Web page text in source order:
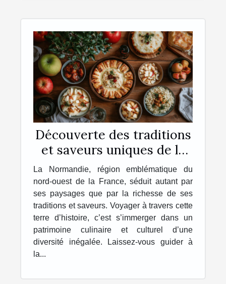
Découverte des traditions
et saveurs uniques de la
Normandie
La Normandie, région emblématique du
nord-ouest de la France, séduit autant par
ses paysages que par la richesse de ses
traditions et saveurs. Voyager à travers cette
terre d’histoire, c’est s’immerger dans un
patrimoine culinaire et culturel d’une
diversité inégalée. Laissez-vous guider à
la...